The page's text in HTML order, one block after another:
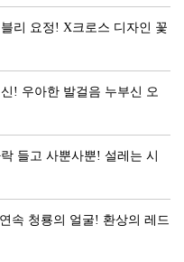
리 요정! X크로스 디자인 꽃
! 우아한 발걸음 누부신 오
들고 사뿐사뿐! 설레는 시
속 청룡의 얼굴! 환상의 레드